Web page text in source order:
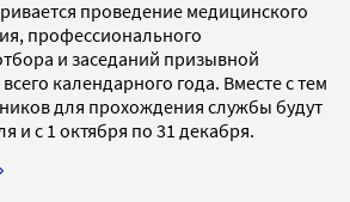
проведение медицинского
профессионального
и заседаний призывной
календарного года. Вместе с тем
для прохождения службы будут
и с 1 октября по 31 декабря.